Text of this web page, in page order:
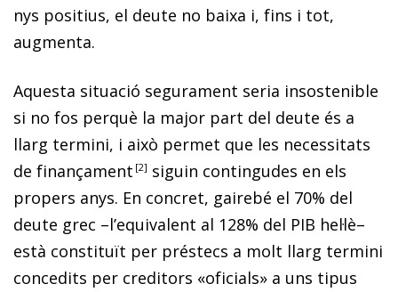
nys positius, el deute no baixa i, fins i tot,
augmenta.
Aquesta situació segurament seria insostenible
si no fos perquè la major part del deute és a
llarg termini, i això permet que les necessitats
de finançament 2
siguin contingudes en els
propers anys. En concret, gairebé el 70% del
deute grec –l’equivalent al 128% del PIB hel·lè–
està constituït per préstecs a molt llarg termini
concedits per creditors «oficials» a uns tipus